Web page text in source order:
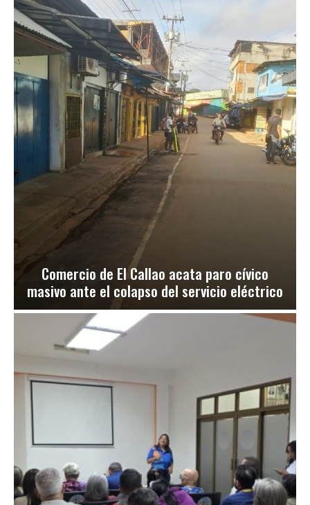
Comercio de El Callao acata paro cívico
masivo ante el colapso del servicio eléctrico